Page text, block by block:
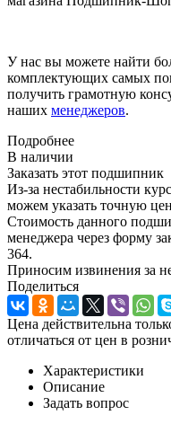
У нас вы можете найти
комплектующих самых
получить грамотную
наших менеджеров.
Подробнее
В наличии
Заказать этот подшипник
Из-за нестабильности
можем указать точную
Стоимость данного
менеджера через форму
364.
Приносим извинения за
Поделиться
Цена действительна
отличаться от цен в
Характеристики
Описание
Задать вопрос